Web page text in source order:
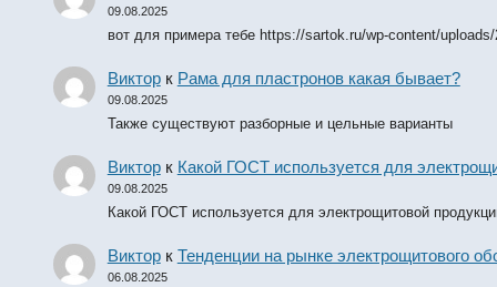
09.08.2025
вот для примера тебе https://sartok.ru/wp-content/
Викторк Рама для пластронов какая бывает?
09.08.2025
Также существуют разборные и цельные варианты
Викторк Какой ГОСТ используется для
09.08.2025
Какой ГОСТ используется для электрощитовой
Викторк Тенденции на рынке электрощитового
06.08.2025